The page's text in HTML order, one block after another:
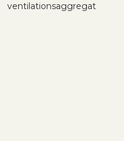
ventilationsaggregat